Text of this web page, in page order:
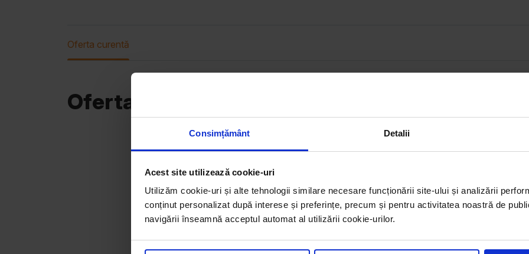
Consimțământ Detalii
Acest site utilizează cookie-uri
Utilizăm cookie-uri și alte tehnologii similare necesare funcționării site-ului și analizării
conținut personalizat după interese și preferințe, precum și pentru activitatea noastră de
navigării înseamnă acceptul automat al utilizării cookie-urilor.
Oferta curentă
Oferta curentă